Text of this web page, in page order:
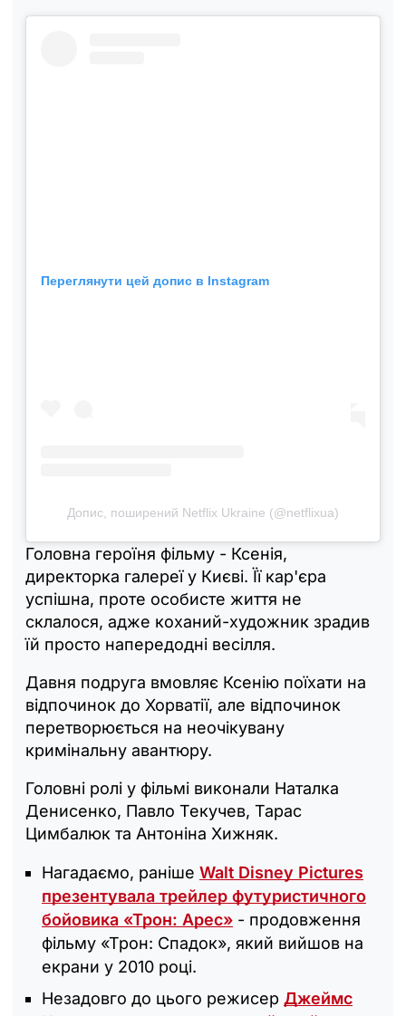
Переглянути цей допис в Instagram
Допис, поширений Netflix Ukraine (@netflixua)
Головна героїня фільму - Ксенія,
директорка галереї у Києві. Її кар'єра
успішна, проте особисте життя не
склалося, адже коханий-художник зрадив
їй просто напередодні весілля.
Давня подруга вмовляє Ксенію поїхати на
відпочинок до Хорватії, але відпочинок
перетворюється на неочікувану
кримінальну авантюру.
Головні ролі у фільмі виконали Наталка
Денисенко, Павло Текучев, Тарас
Цимбалюк та Антоніна Хижняк.
Нагадаємо, раніше Walt Disney Pictures
презентувала трейлер футуристичного
бойовика «Трон: Арес» - продовження
фільму «Трон: Спадок», який вийшов на
екрани у 2010 році.
Незадовго до цього режисер Джеймс